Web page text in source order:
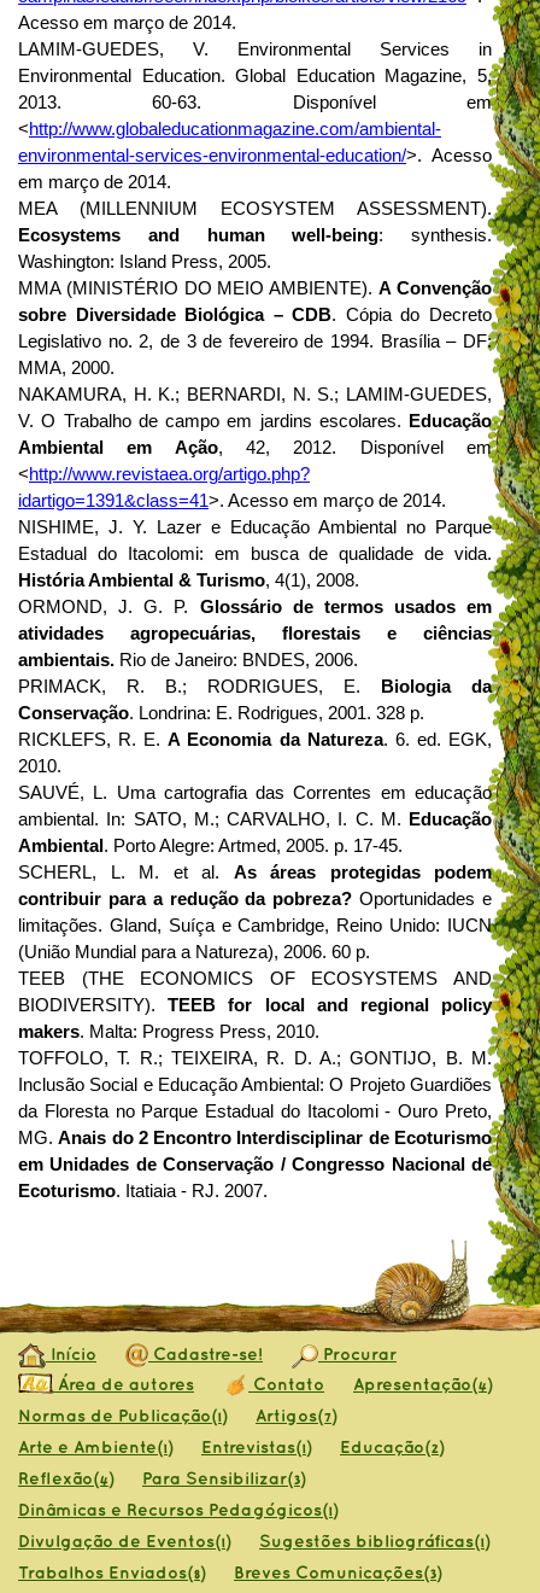
Acesso em março de 2014.
LAMIM-GUEDES, V. Environmental Services in
Environmental Education. Global Education Magazine, 5,
2013. 60-63. Disponível em
<http://www.globaleducationmagazine.com/ambiental-
environmental-services-environmental-education/>. Acesso
em março de 2014.
MEA (MILLENNIUM ECOSYSTEM ASSESSMENT).
Ecosystems and human well-being: synthesis.
Washington: Island Press, 2005.
MMA (MINISTÉRIO DO MEIO AMBIENTE).A Convenção
sobre Diversidade Biológica – CDB. Cópia do Decreto
Legislativo no. 2, de 3 de fevereiro de 1994. Brasília – DF:
MMA, 2000.
NAKAMURA, H. K.; BERNARDI, N. S.; LAMIM-GUEDES,
V. O Trabalho de campo em jardins escolares.
Educação
Ambiental em Ação, 42, 2012. Disponível em
<http://www.revistaea.org/artigo.php?
idartigo=1391&class=41>. Acesso em março de 2014.
NISHIME, J. Y. Lazer e Educação Ambiental no Parque
Estadual do Itacolomi: em busca de qualidade de vida.
História Ambiental & Turismo, 4(1), 2008.
ORMOND, J. G. P. Glossário de termos usados em
atividades agropecuárias, florestais e ciências
ambientais. Rio de Janeiro: BNDES, 2006.
PRIMACK, R. B.; RODRIGUES, E.
Biologia da
Conservação. Londrina: E. Rodrigues, 2001. 328 p.
RICKLEFS, R. E.A Economia da Natureza. 6. ed. EGK,
2010.
SAUVÉ, L. Uma cartografia das Correntes em educação
ambiental. In: SATO, M.; CARVALHO, I. C. M.
Educação
Ambiental . Porto Alegre: Artmed, 2005. p. 17-45.
SCHERL, L. M. et al. As áreas protegidas podem
contribuir para a redução da pobreza? Oportunidades e
limitações. Gland, Suíça e Cambridge, Reino Unido: IUCN
(União Mundial para a Natureza), 2006. 60 p.
TEEB (THE ECONOMICS OF ECOSYSTEMS AND
BIODIVERSITY).TEEB for local and regional policy
makers. Malta: Progress Press, 2010.
TOFFOLO, T. R.; TEIXEIRA, R. D. A.; GONTIJO, B. M.
Inclusão Social e Educação Ambiental: O Projeto Guardiões
da Floresta no Parque Estadual do Itacolomi - Ouro Preto,
MG.Anais do 2 Encontro Interdisciplinar de Ecoturismo
em Unidades de Conservação / Congresso Nacional de
Ecoturismo. Itatiaia - RJ. 2007.
Início Cadastre-se!
Procurar
Área de autores
Contato Apresentação(4)
Normas de Publicação(1) Artigos(7)
Arte e Ambiente(1) Entrevistas(1) Educação(2)
Reflexão(4) Para Sensibilizar(3)
Dinâmicas e Recursos Pedagógicos(1)
Divulgação de Eventos(1) Sugestões bibliográficas(1)
Trabalhos Enviados(8) Breves Comunicações(3)